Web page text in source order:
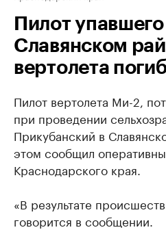
Пилот упавшего
Славянском
вертолета
Пилот вертолета Ми-2,
при проведении
Прикубанский в
этом сообщил
Краснодарского края.
«В результате
говорится в сообщении.